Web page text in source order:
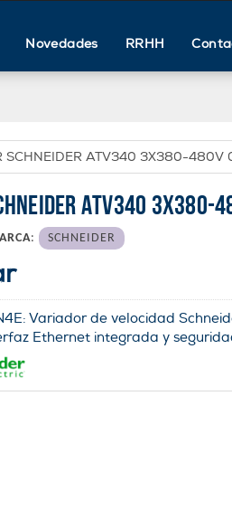
Novedades RRHH
SCHNEIDER ATV340 3X380-480V
ATV340 3X380-
: SCHNEIDER
Variador de velocidad
Ethernet integrada y